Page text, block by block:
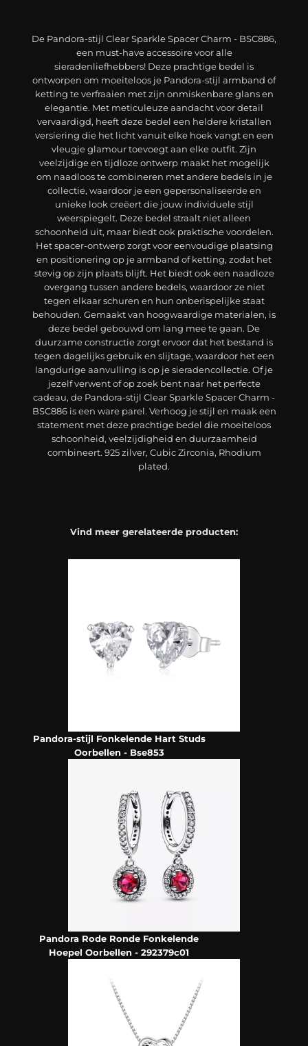
De Pandora-stijl Clear Sparkle Spacer Charm - BSC886,
een must-have accessoire voor alle
sieradenliefhebbers! Deze prachtige bedel is
ontworpen om moeiteloos je Pandora-stijl armband of
ketting te verfraaien met zijn onmiskenbare glans en
elegantie. Met meticuleuze aandacht voor detail
vervaardigd, heeft deze bedel een heldere kristallen
versiering die het licht vanuit elke hoek vangt en een
vleugje glamour toevoegt aan elke outfit. Zijn
veelzijdige en tijdloze ontwerp maakt het mogelijk
om naadloos te combineren met andere bedels in je
collectie, waardoor je een gepersonaliseerde en
unieke look creëert die jouw individuele stijl
weerspiegelt. Deze bedel straalt niet alleen
schoonheid uit, maar biedt ook praktische voordelen.
Het spacer-ontwerp zorgt voor eenvoudige plaatsing
en positionering op je armband of ketting, zodat het
stevig op zijn plaats blijft. Het biedt ook een naadloze
overgang tussen andere bedels, waardoor ze niet
tegen elkaar schuren en hun onberispelijke staat
behouden. Gemaakt van hoogwaardige materialen, is
deze bedel gebouwd om lang mee te gaan. De
duurzame constructie zorgt ervoor dat het bestand is
tegen dagelijks gebruik en slijtage, waardoor het een
langdurige aanvulling is op je sieradencollectie. Of je
jezelf verwent of op zoek bent naar het perfecte
cadeau, de Pandora-stijl Clear Sparkle Spacer Charm -
BSC886 is een ware parel. Verhoog je stijl en maak een
statement met deze prachtige bedel die moeiteloos
schoonheid, veelzijdigheid en duurzaamheid
combineert. 925 zilver, Cubic Zirconia, Rhodium
plated.
Vind meer gerelateerde producten:
Pandora-stijl Fonkelende Hart Studs
Oorbellen - Bse853
Pandora Rode Ronde Fonkelende
Hoepel Oorbellen - 292379c01